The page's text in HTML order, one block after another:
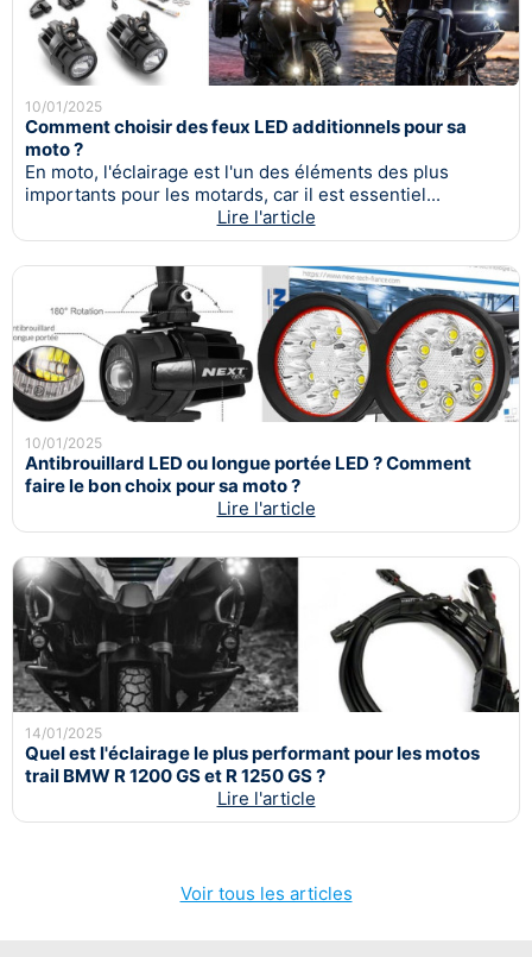
10/01/2025
Comment choisir des feux LED additionnels pour sa
moto ?
En moto, l'éclairage est l'un des éléments des plus
importants pour les motards, car il est essentiel...
Lire l'article
10/01/2025
Antibrouillard LED ou longue portée LED ? Comment
faire le bon choix pour sa moto ?
Lire l'article
14/01/2025
Quel est l'éclairage le plus performant pour les motos
trail BMW R 1200 GS et R 1250 GS ?
Lire l'article
Voir tous les articles